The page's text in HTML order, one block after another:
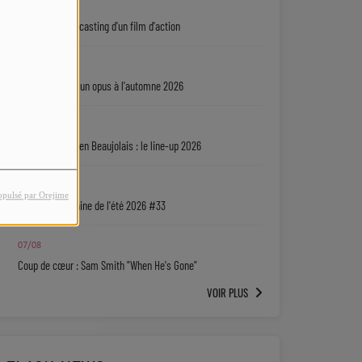
par Orejime
Jamie Foxx au casting d'un film d'action
Dawn Richard : un opus à l'automne 2026
Nouvelles Voix en Beaujolais : le line-up 2026
La playlist urbaine de l'été 2026 #33
07/08
Coup de cœur : Sam Smith "When He's Gone"
VOIR PLUS